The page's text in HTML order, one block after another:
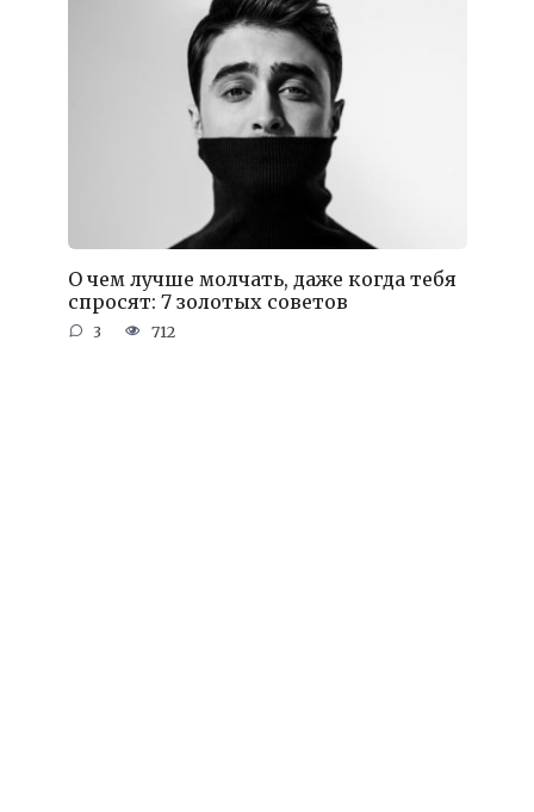
О чем лучше молчать, даже когда тебя
спросят: 7 золотых советов
3 712